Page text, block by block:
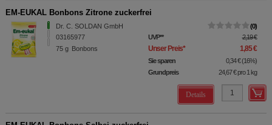
EM-EUKAL Bonbons Zitrone zuckerfrei
Dr. C. SOLDAN GmbH
03165977
75 g Bonbons
0
UVP** 2,19 €
Unser Preis* 1,85 €
Sie sparen 0,34 € (16%)
Grundpreis
24,67 €pro 1 kg
Details